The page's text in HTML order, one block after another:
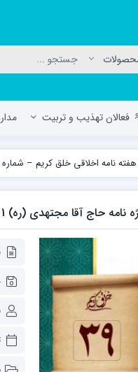
فعالان تهذیب و تربیت
جعفریه
عسکری علیه السلام
هفته نامه اخلاقی خلق کریم – شماره 39؛ ویژه نامه حاج آقا مجتهدی (ره) 1